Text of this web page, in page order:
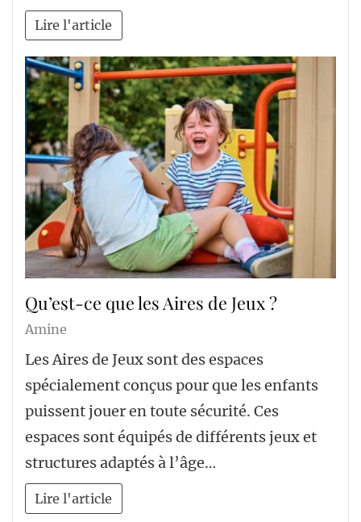
Lire l'article
Qu’est-ce que les Aires de Jeux ?
Amine
Les Aires de Jeux sont des espaces
spécialement conçus pour que les enfants
puissent jouer en toute sécurité. Ces
espaces sont équipés de différents jeux et
structures adaptés à l’âge…
Lire l'article